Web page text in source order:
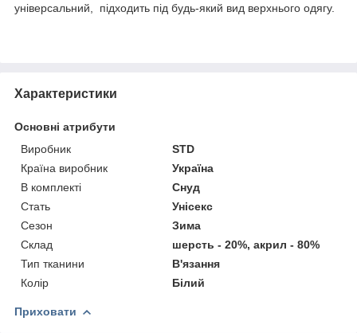
універсальний, підходить під будь-який вид верхнього одягу.
Характеристики
Основні атрибути
Виробник
STD
Країна виробник
Україна
В комплекті
Снуд
Стать
Унісекс
Сезон
Зима
Склад
шерсть - 20%, акрил - 80%
Тип тканини
В'язання
Колір
Білий
Приховати